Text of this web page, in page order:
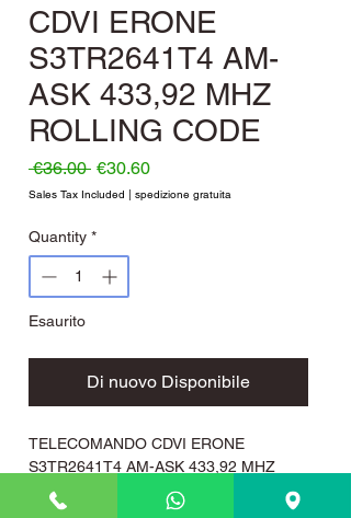
CDVI ERONE
S3TR2641T4 AM-
ASK 433,92 MHZ
ROLLING CODE
€36.00 Regular Price
€30.60Sale Price
Sales Tax Included spedizione gratuita
Quantity *
Esaurito
Di nuovo Disponibile
TELECOMANDO CDVI ERONE
S3TR2641T4 AM-ASK 433,92 MHZ
ROLLING CODE
Telecomando cdvi serie 034A mod.